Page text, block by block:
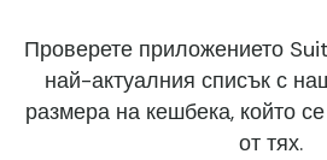
Проверете приложението
най-актуалния списък с
размера на кешбека, който
от тях.